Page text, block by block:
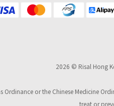
2026 © Risal Hong
or the Chinese Medicine
treat or